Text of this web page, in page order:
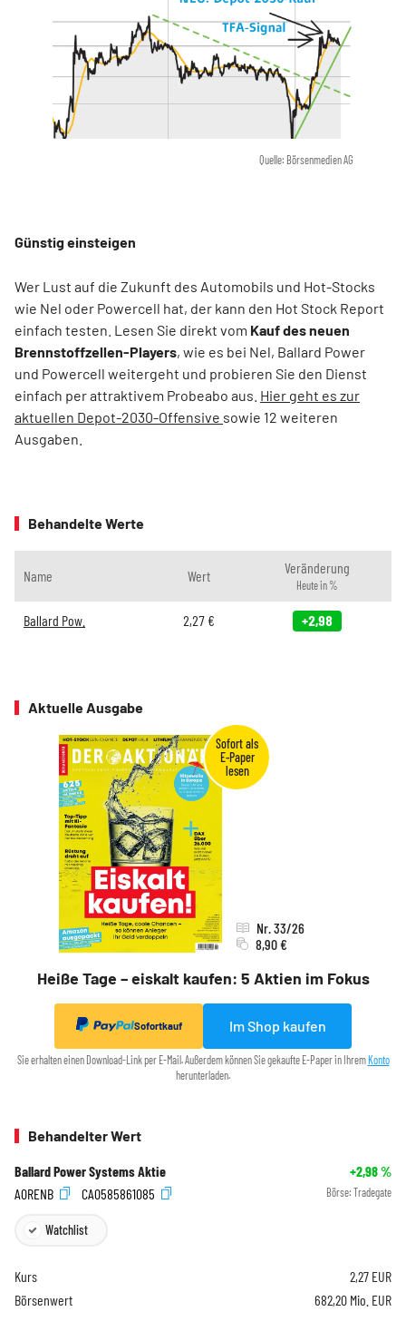
Quelle: Börsenmedien AG
Günstig einsteigen
Wer Lust auf die Zukunft des Automobils und Hot-Stocks
wie Nel oder Powercell hat, der kann den Hot Stock Report
einfach testen. Lesen Sie direkt vom Kauf des neuen
Brennstoffzellen-Players, wie es bei Nel, Ballard Power
und Powercell weitergeht und probieren Sie den Dienst
einfach per attraktivem Probeabo aus. Hier geht es zur
aktuellen Depot-2030-Offensive sowie 12 weiteren
Ausgaben.
Behandelte Werte
Name Wert Veränderung
Heute in %
Ballard Pow. 2,27 € +2,98
Aktuelle Ausgabe
Heiße Tage – eiskalt kaufen: 5 Aktien im Fokus
Nr. 33/26
8,90 €
Sofortkauf Im Shop kaufen
Sie erhalten einen Download-Link per E-Mail. Außerdem können Sie gekaufte E-Paper in IhremKonto
herunterladen.
Behandelter Wert
Ballard Power Systems Aktie +2,98%
A0RENB
CA0585861085 Börse: Tradegate
Watchlist
Kurs 2,27 EUR
Börsenwert
682,20 Mio. EUR